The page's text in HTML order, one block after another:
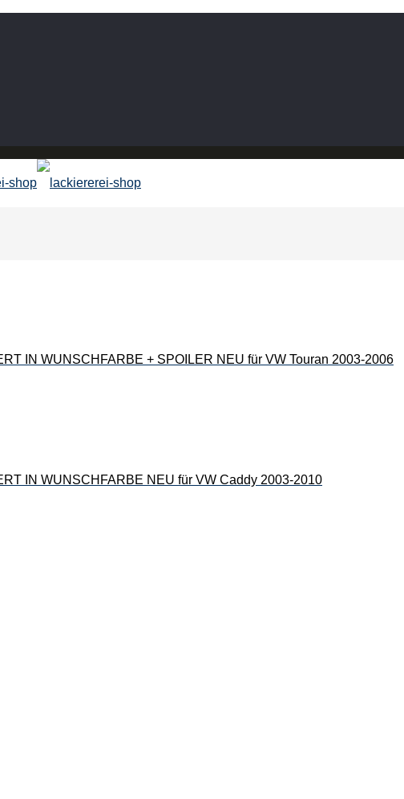
IN WUNSCHFARBE + SPOILER NEU für VW Touran 2003-2006
IN WUNSCHFARBE NEU für VW Caddy 2003-2010